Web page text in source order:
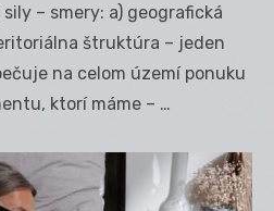
– smery: a) geografická
štruktúra – jeden
na celom území ponuku
ktorí máme – …